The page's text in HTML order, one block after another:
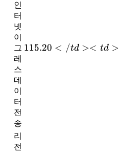
인
터
넷
이
그
레
스
데
이
터
전
송
115.20</td>
115.20 < /td >< td >
리
전